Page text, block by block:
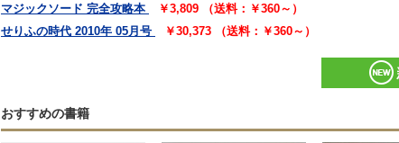
マジックソード 完全攻略本
￥3,809 （送料：￥360～）
せりふの時代 2010年 05月号
￥30,373 （送料：￥360～）
おすすめの書籍